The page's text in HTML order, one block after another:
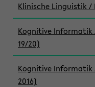
Klinische Linguistik /
Kognitive Informatik
19/20)
Kognitive Informatik
2016)